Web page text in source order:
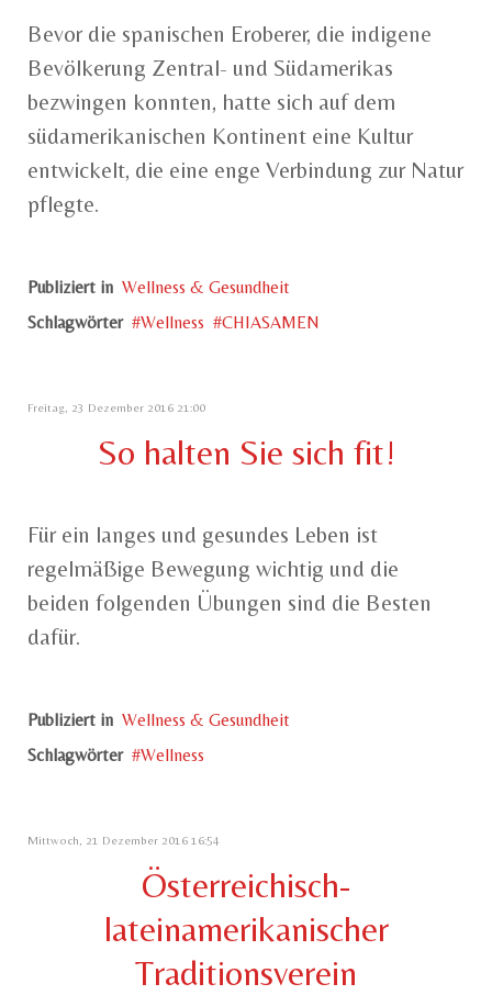
Bevor die spanischen Eroberer, die indigene
Bevölkerung Zentral- und Südamerikas
bezwingen konnten, hatte sich auf dem
südamerikanischen Kontinent eine Kultur
entwickelt, die eine enge Verbindung zur Natur
pflegte.
Publiziert in Wellness & Gesundheit
Schlagwörter
Wellness CHIASAMEN
Freitag, 23 Dezember 2016 21:00
So halten Sie sich fit!
Für ein langes und gesundes Leben ist
regelmäßige Bewegung wichtig und die
beiden folgenden Übungen sind die Besten
dafür.
Publiziert in Wellness & Gesundheit
Schlagwörter
Wellness
Mittwoch, 21 Dezember 2016 16:54
Österreichisch-
lateinamerikanischer
Traditionsverein